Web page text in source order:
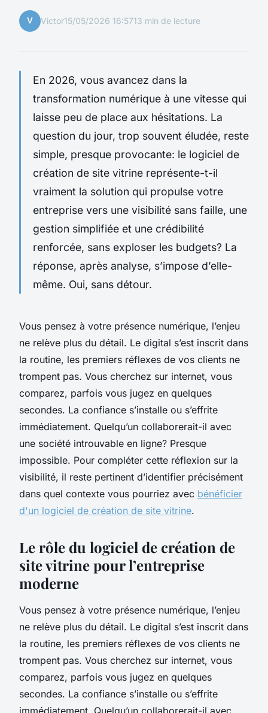
V Victor15/05/2026 16:5713 min de lecture
En 2026, vous avancez dans la
transformation numérique à une vitesse qui
laisse peu de place aux hésitations. La
question du jour, trop souvent éludée, reste
simple, presque provocante: le logiciel de
création de site vitrine représente-t-il
vraiment la solution qui propulse votre
entreprise vers une visibilité sans faille, une
gestion simplifiée et une crédibilité
renforcée, sans exploser les budgets? La
réponse, après analyse, s’impose d’elle-
même. Oui, sans détour.
Vous pensez à votre présence numérique, l’enjeu
ne relève plus du détail. Le digital s’est inscrit dans
la routine, les premiers réflexes de vos clients ne
trompent pas. Vous cherchez sur internet, vous
comparez, parfois vous jugez en quelques
secondes. La confiance s’installe ou s’effrite
immédiatement. Quelqu’un collaborerait-il avec
une société introuvable en ligne? Presque
impossible. Pour compléter cette réflexion sur la
visibilité, il reste pertinent d’identifier précisément
dans quel contexte vous pourriez avec bénéficier
d'un logiciel de création de site vitrine.
Le rôle du logiciel de création de
site vitrine pour l’entreprise
moderne
Vous pensez à votre présence numérique, l’enjeu
ne relève plus du détail. Le digital s’est inscrit dans
la routine, les premiers réflexes de vos clients ne
trompent pas. Vous cherchez sur internet, vous
comparez, parfois vous jugez en quelques
secondes. La confiance s’installe ou s’effrite
immédiatement. Quelqu’un collaborerait-il avec